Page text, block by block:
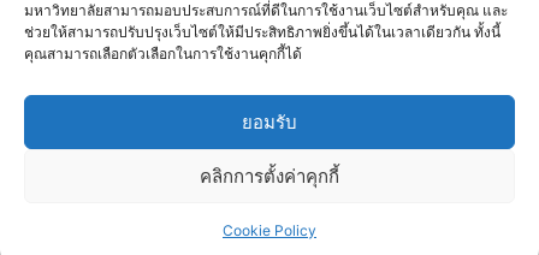
มหาวิทยาลัยสามารถมอบประสบการณ์ที่ดีในการใช้งานเว็บไซต์สำหรับคุณ และ
ช่วยให้สามารถปรับปรุงเว็บไซต์ให้มีประสิทธิภาพยิ่งขึ้นได้ในเวลาเดียวกัน ทั้งนี้
คุณสามารถเลือกตัวเลือกในการใช้งานคุกกี้ได้
ยอมรับ
คลิกการตั้งค่าคุกกี้
Cookie Policy
บรรยายพิเศษ(123)
ประชุมวิชาการ(60)
Copyright © 2026 ภาพข่าวและกิจกรรม |